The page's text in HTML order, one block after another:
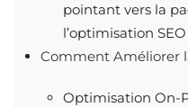
pointant vers la
l’optimisation
Comment Améliorer
Optimisation On-